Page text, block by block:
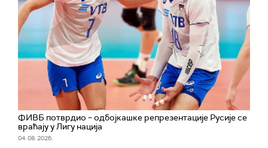
ФИВБ потврдио – одбојкашке репрезентације Русије се
враћају у Лигу нација
04. 08. 2026.